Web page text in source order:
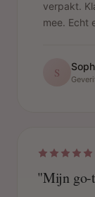
verpakt.
mee. Echt
S
"Mijn go-